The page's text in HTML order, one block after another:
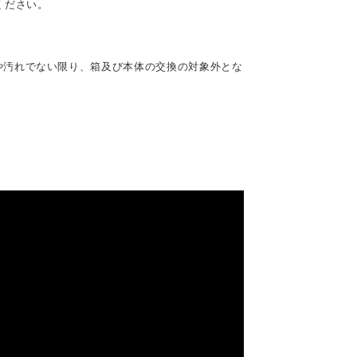
さい。
れでない限り、箱及び本体の交換の対象外とな